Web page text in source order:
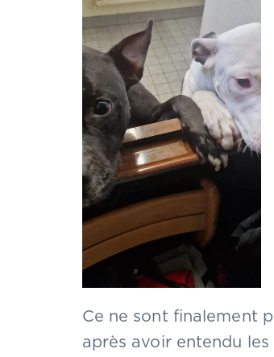
Ce ne sont finalement
après avoir entendu